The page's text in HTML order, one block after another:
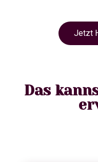
Jetzt
Das